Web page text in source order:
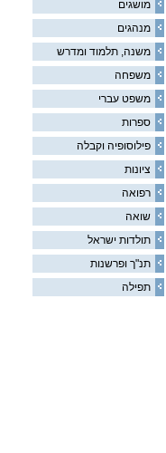
מושגים
מנהגים
משנה, תלמוד ומדרש
משפחה
משפט עברי
ספרות
פילוסופיה וקבלה
ציונות
רפואה
שואה
תולדות ישראל
תנ"ך ופרשנות
תפילה